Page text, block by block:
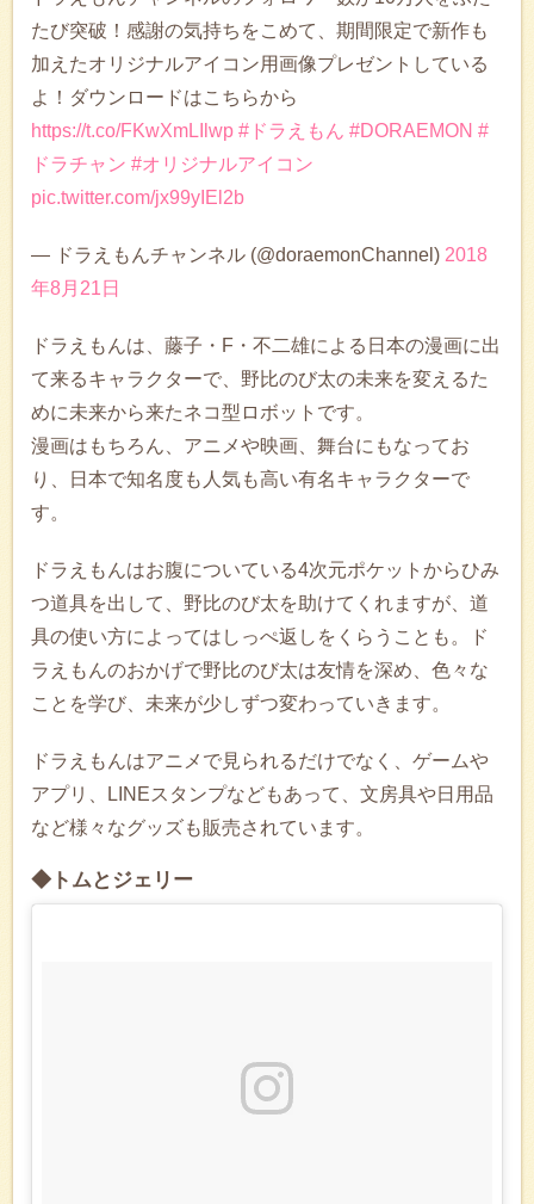
たび突破！感謝の気持ちをこめて、期間限定で新作も
加えたオリジナルアイコン用画像プレゼントしている
よ！ダウンロードはこちらから
https://t.co/FKwXmLIlwp #ドラえもん #DORAEMON #
ドラチャン #オリジナルアイコン
pic.twitter.com/jx99yIEl2b
— ドラえもんチャンネル (@doraemonChannel) 2018
年8月21日
ドラえもんは、藤子・F・不二雄による日本の漫画に出
て来るキャラクターで、野比のび太の未来を変えるた
めに未来から来たネコ型ロボットです。
漫画はもちろん、アニメや映画、舞台にもなってお
り、日本で知名度も人気も高い有名キャラクターで
す。
ドラえもんはお腹についている4次元ポケットからひみ
つ道具を出して、野比のび太を助けてくれますが、道
具の使い方によってはしっぺ返しをくらうことも。ド
ラえもんのおかげで野比のび太は友情を深め、色々な
ことを学び、未来が少しずつ変わっていきます。
ドラえもんはアニメで見られるだけでなく、ゲームや
アプリ、LINEスタンプなどもあって、文房具や日用品
など様々なグッズも販売されています。
◆トムとジェリー